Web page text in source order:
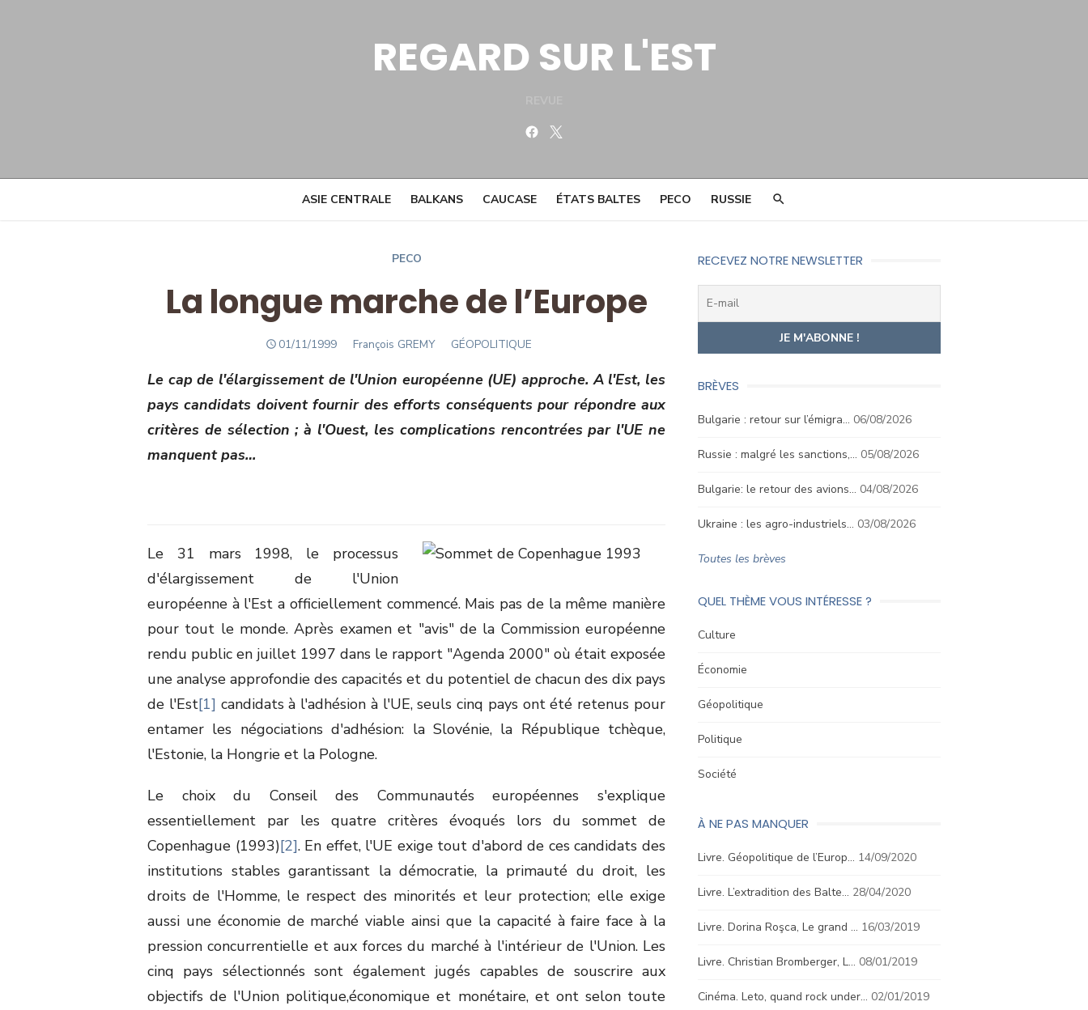
REGARD SUR L'EST
Facebook
ASIE CENTRALE BALKANS CAUCASE ÉTATS BALTES PECO RUSSIE
PECO
La longue marche de l’Europe
POSTED
01/11/1999 Author
François GREMY GÉOPOLITIQUE
Le cap de l'élargissement de l'Union européenne (UE) approche. A l'Est, les
pays candidats doivent fournir des efforts conséquents pour répondre aux
critères de sélection ; à l'Ouest, les complications rencontrées par l'UE ne
manquent pas…
Le 31 mars 1998, le processus
d'élargissement de l'Union
européenne à l'Est a officiellement commencé. Mais pas de la même manière
pour tout le monde. Après examen et "avis" de la Commission européenne
rendu public en juillet 1997 dans le rapport "Agenda 2000" où était exposée
une analyse approfondie des capacités et du potentiel de chacun des dix pays
de l'Est[1] candidats à l'adhésion à l'UE, seuls cinq pays ont été retenus pour
entamer les négociations d'adhésion: la Slovénie, la République tchèque,
l'Estonie, la Hongrie et la Pologne.
Le choix du Conseil des Communautés européennes s'explique
essentiellement par les quatre critères évoqués lors du sommet de
Copenhague (1993)[2]. En effet, l'UE exige tout d'abord de ces candidats des
institutions stables garantissant la démocratie, la primauté du droit, les
droits de l'Homme, le respect des minorités et leur protection; elle exige
aussi une économie de marché viable ainsi que la capacité à faire face à la
pression concurrentielle et aux forces du marché à l'intérieur de l'Union. Les
cinq pays sélectionnés sont également jugés capables de souscrire aux
objectifs de l'Union politique,économique et monétaire, et ont selon toute
RECEVEZ NOTRE NEWSLETTER
BRÈVES
Bulgarie : retour sur l’émigra… 06/08/2026
Russie : malgré les sanctions,… 05/08/2026
Bulgarie: le retour des avions… 04/08/2026
Ukraine : les agro-industriels… 03/08/2026
Toutes les brèves
QUEL THÈME VOUS INTÉRESSE ?
Culture
Économie
Géopolitique
Politique
Société
À NE PAS MANQUER
Livre. Géopolitique de l’Europ… 14/09/2020
Livre. L’extradition des Balte… 28/04/2020
Livre. Dorina Roşca, Le grand … 16/03/2019
Livre. Christian Bromberger, L… 08/01/2019
Cinéma. Leto, quand rock under… 02/01/2019